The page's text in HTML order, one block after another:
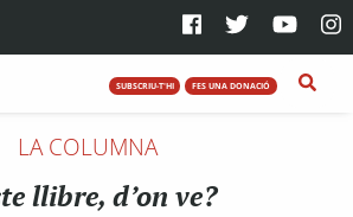
SUBSCRIU-T'HI FES UNA DONACIÓ
LA COLUMNA
llibre, d’on ve?